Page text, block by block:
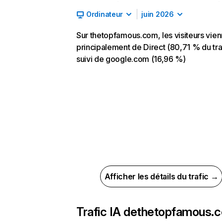
Ordinateur juin 2026
Sur thetopfamous.com, les visiteurs
principalement de Direct (80,71 % du
suivi de google.com (16,96 %)
Afficher les détails du trafic →
Trafic IA de